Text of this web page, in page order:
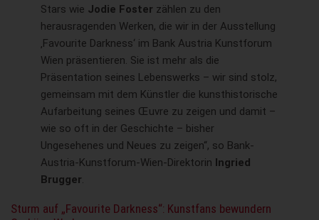
Stars wie Jodie Foster zählen zu den
herausragenden Werken, die wir in der Ausstellung
‚Favourite Darkness‘ im Bank Austria Kunstforum
Wien präsentieren. Sie ist mehr als die
Präsentation seines Lebenswerks – wir sind stolz,
gemeinsam mit dem Künstler die kunsthistorische
Aufarbeitung seines Œuvre zu zeigen und damit –
wie so oft in der Geschichte – bisher
Ungesehenes und Neues zu zeigen“, so Bank-
Austria-Kunstforum-Wien-Direktorin Ingried
Brugger.
Sturm auf „Favourite Darkness“: Kunstfans bewundern